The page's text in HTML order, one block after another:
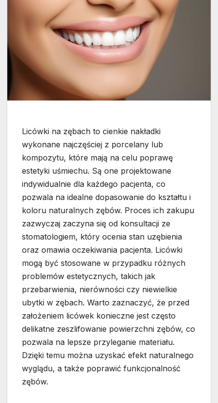
Licówki na zębach to cienkie nakładki
wykonane najczęściej z porcelany lub
kompozytu, które mają na celu poprawę
estetyki uśmiechu. Są one projektowane
indywidualnie dla każdego pacjenta, co
pozwala na idealne dopasowanie do kształtu i
koloru naturalnych zębów. Proces ich zakupu
zazwyczaj zaczyna się od konsultacji ze
stomatologiem, który ocenia stan uzębienia
oraz omawia oczekiwania pacjenta. Licówki
mogą być stosowane w przypadku różnych
problemów estetycznych, takich jak
przebarwienia, nierówności czy niewielkie
ubytki w zębach. Warto zaznaczyć, że przed
założeniem licówek konieczne jest często
delikatne zeszlifowanie powierzchni zębów, co
pozwala na lepsze przyleganie materiału.
Dzięki temu można uzyskać efekt naturalnego
wyglądu, a także poprawić funkcjonalność
zębów.